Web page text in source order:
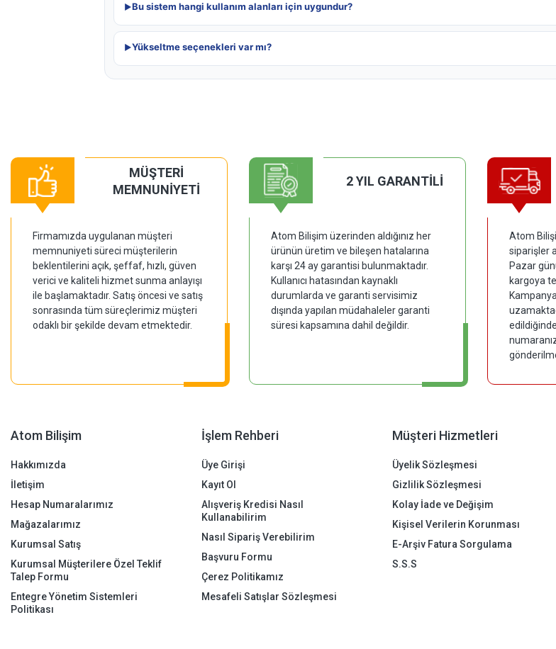
Bu sistem hangi kullanım alanları için uygundur?
Yükseltme seçenekleri var mı?
MÜŞTERİ
MEMNUNİYETİ
Firmamızda uygulanan müşteri
memnuniyeti süreci müşterilerin
beklentilerini açık, şeffaf, hızlı, güven
verici ve kaliteli hizmet sunma anlayışı
ile başlamaktadır. Satış öncesi ve satış
sonrasında tüm süreçlerimiz müşteri
odaklı bir şekilde devam etmektedir.
2 YIL GARANTİLİ
Atom Bilişim üzerinden aldığınız her
ürünün üretim ve bileşen hatalarına
karşı 24 ay garantisi bulunmaktadır.
Kullanıcı hatasından kaynaklı
durumlarda ve garanti servisimiz
dışında yapılan müdahaleler garanti
süresi kapsamına dahil değildir.
Atom
siparişler
Pazar
kargoya
Atom Bilişim
Hakkımızda
İletişim
Hesap Numaralarımız
Mağazalarımız
Kurumsal Satış
Kurumsal Müşterilere Özel Teklif
Talep Formu
Entegre Yönetim Sistemleri
Politikası
İşlem Rehberi
Üye Girişi
Kayıt Ol
Alışveriş Kredisi Nasıl
Kullanabilirim
Nasıl Sipariş Verebilirim
Başvuru Formu
Çerez Politikamız
Mesafeli Satışlar Sözleşmesi
Müşteri Hizmetleri
Üyelik Sözleşmesi
Gizlilik Sözleşmesi
Kolay İade ve Değişim
Kişisel Verilerin Korunması
E-Arşiv Fatura Sorgulama
S.S.S